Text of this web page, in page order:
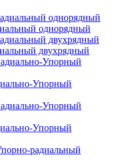
однорядный
двухрядный
Упорный
Упорный